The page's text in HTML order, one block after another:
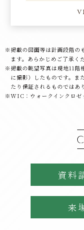
掲載の図面等は計画段階の
ます。あらかじめご了承く
掲載の眺望写真は現地11階
に撮影）したものです。ま
たり保証されるものではあ
WIC：ウォークインクロ
資料
来